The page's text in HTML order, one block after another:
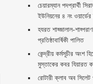
চেয়ারম্যান পদপ্রার্থী
ইউনিয়নের ৪ নং
হযরত শাহ্জালাল-
প্রতিষ্ঠাবার্ষিকী পালিত ‎​
কেন্দ্রীয় কর্মসূচীর অংশ
মুস্তাকের কবর যিয়ারত
রোটারী ক্লাব অব সিলেট